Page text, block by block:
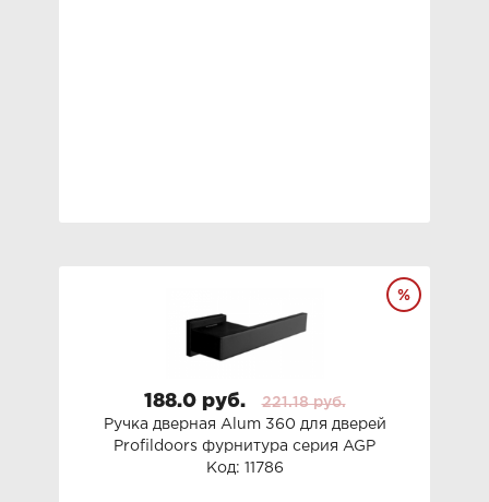
188.0 руб.
221.18 руб.
Ручка дверная Alum 360 для дверей
Profildoors фурнитура серия AGP
Код: 11786